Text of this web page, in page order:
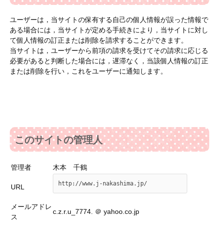
ユーザーは，当サイトの保有する自己の個人情報が誤った情報で
ある場合には，当サイトが定める手続きにより，当サイトに対し
て個人情報の訂正または削除を請求することができます。
当サイトは，ユーザーから前項の請求を受けてその請求に応じる
必要があると判断した場合には，遅滞なく，当該個人情報の訂正
または削除を行い，これをユーザーに通知します。
このサイトの管理人
管理者 木本 千鶴
URL http://www.j-nakashima.jp/
メールアドレ
ス
c.z.r.u_7774. ＠ yahoo.co.jp